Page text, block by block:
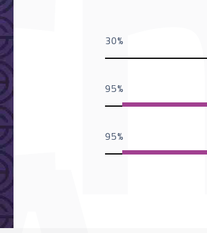
30
95
95